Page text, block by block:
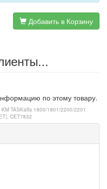
Добавить в Корзину
по этому товару.
TASKalfa 1800/1801/2200/2201
CET7832